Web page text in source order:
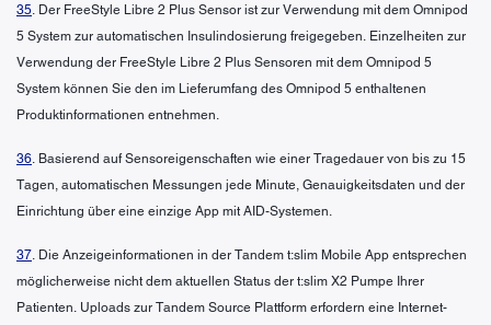
35. Der FreeStyle Libre 2 Plus Sensor ist zur Verwendung mit dem Omnipod
5 System zur automatischen Insulindosierung freigegeben. Einzelheiten zur
Verwendung der FreeStyle Libre 2 Plus Sensoren mit dem Omnipod 5
System können Sie den im Lieferumfang des Omnipod 5 enthaltenen
Produktinformationen entnehmen.
36. Basierend auf Sensoreigenschaften wie einer Tragedauer von bis zu 15
Tagen, automatischen Messungen jede Minute, Genauigkeitsdaten und der
Einrichtung über eine einzige App mit AID-Systemen.
37. Die Anzeigeinformationen in der Tandem t:slim Mobile App entsprechen
möglicherweise nicht dem aktuellen Status der t:slim X2 Pumpe Ihrer
Patienten. Uploads zur Tandem Source Plattform erfordern eine Internet-